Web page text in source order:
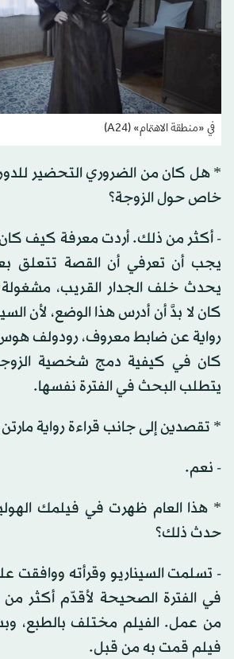
في «منطقة الاهتمام» (A24)
* هل كان من الضروري التحضير
خاص حول الزوجة؟
- أكثر من ذلك. أردت معرفة كيف كان
يجب أن تعرفي أن القصة تتعلق
يحدث خلف الجدار القريب، مشغولة
كان لا بدَّ أن أدرس هذا الوضع، لأن
رواية عن ضابط معروف، رودولف
كان في كيفية دمج شخصية
يتطلب البحث في الفترة نفسها.
* تقصدين إلى جانب قراءة رواية
- نعم.
* هذا العام ظهرت في فيلمك
حدث ذلك؟
- تسلمت السيناريو وقرأته ووافقت
في الفترة الصحيحة لأقدّم أكثر
من عمل. الفيلم مختلف بالطبع،
فيلم قمت به من قبل.